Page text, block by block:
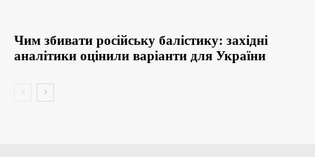
Чим збивати російську балістику: західні
аналітики оцінили варіанти для України